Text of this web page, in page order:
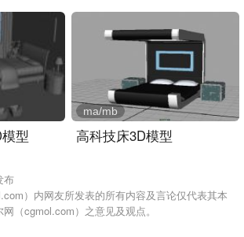
型 高科技床3D模型
ma/mb
布
）内网友所发表的所有内容及言论仅代表其本
（cgmol.com）之意见及观点。